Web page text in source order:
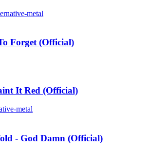
metal
Forget (Official)
It Red (Official)
metal
- God Damn (Official)